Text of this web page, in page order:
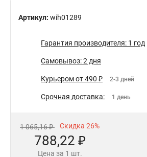
Артикул: wih01289
Гарантия производителя: 1 год
Самовывоз: 2 дня
Курьером от 490 ₽ 2-3 дней
Срочная доставка: 1 день
1 065,16 ₽ Скидка 26%
788,22 ₽
Цена за 1 шт.